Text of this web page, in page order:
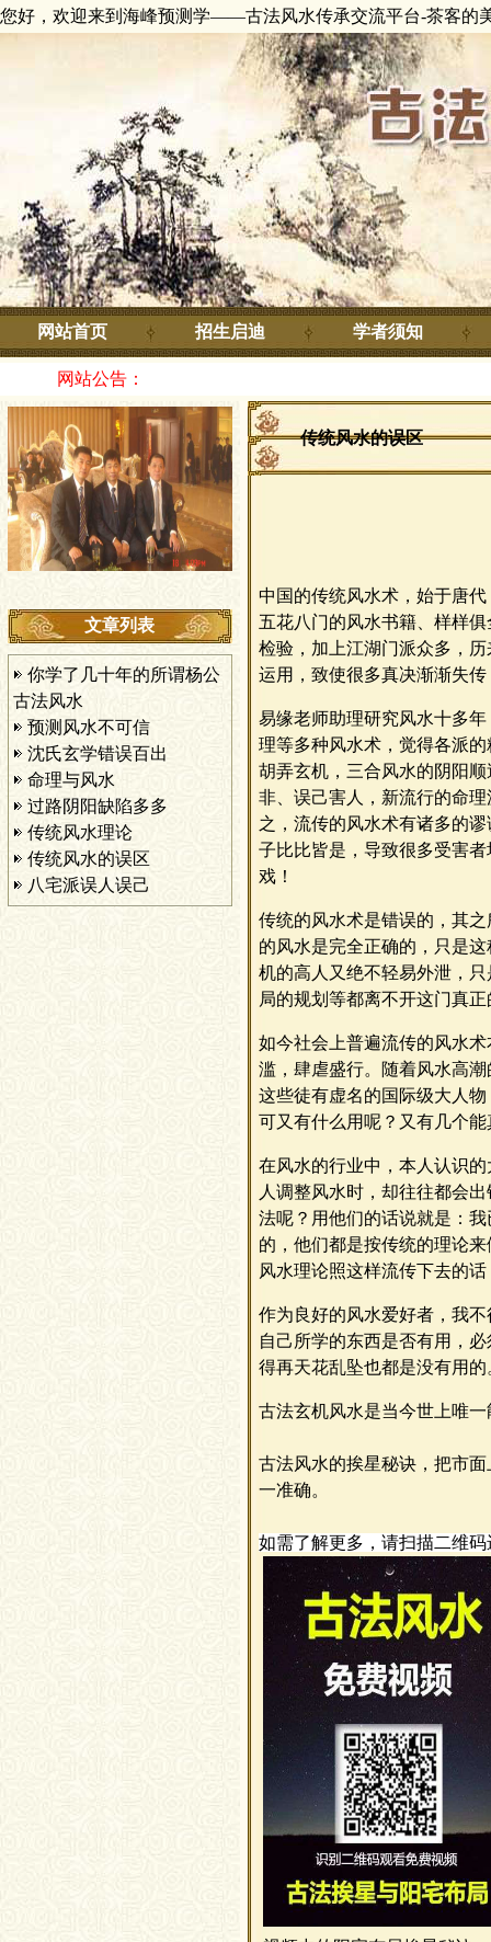
您好，欢迎来到海峰预测学——古法风水传承交流平台-茶客的
网站首页 招生启迪 学者须知
网站公告：
文章列表
你学了几十年的所谓杨公
古法风水
预测风水不可信
沈氏玄学错误百出
命理与风水
过路阴阳缺陷多多
传统风水理论
传统风水的误区
八宅派误人误己
传统风水的误区
中国的传统风水术，始于唐
五花八门的风水书籍、样样
检验，加上江湖门派众多，
运用，致使很多真决渐渐失
易缘老师助理研究风水十多
理等多种风水术，觉得各派
胡弄玄机，三合风水的阴阳
非、误己害人，新流行的命
之，流传的风水术有诸多的
子比比皆是，导致很多受害
戏！
传统的风水术是错误的，其
的风水是完全正确的，只是
机的高人又绝不轻易外泄，
局的规划等都离不开这门真
如今社会上普遍流传的风水
滥，肆虐盛行。随着风水高
这些徒有虚名的国际级大人
可又有什么用呢？又有几个
在风水的行业中，本人认识
人调整风水时，却往往都会
法呢？用他们的话说就是：
的，他们都是按传统的理论
风水理论照这样流传下去的
作为良好的风水爱好者，我
自己所学的东西是否有用，
得再天花乱坠也都是没有用的
古法玄机风水是当今世上唯
古法风水的挨星秘诀 ， 把市面
一准确。
如需了解更多，请扫描二维